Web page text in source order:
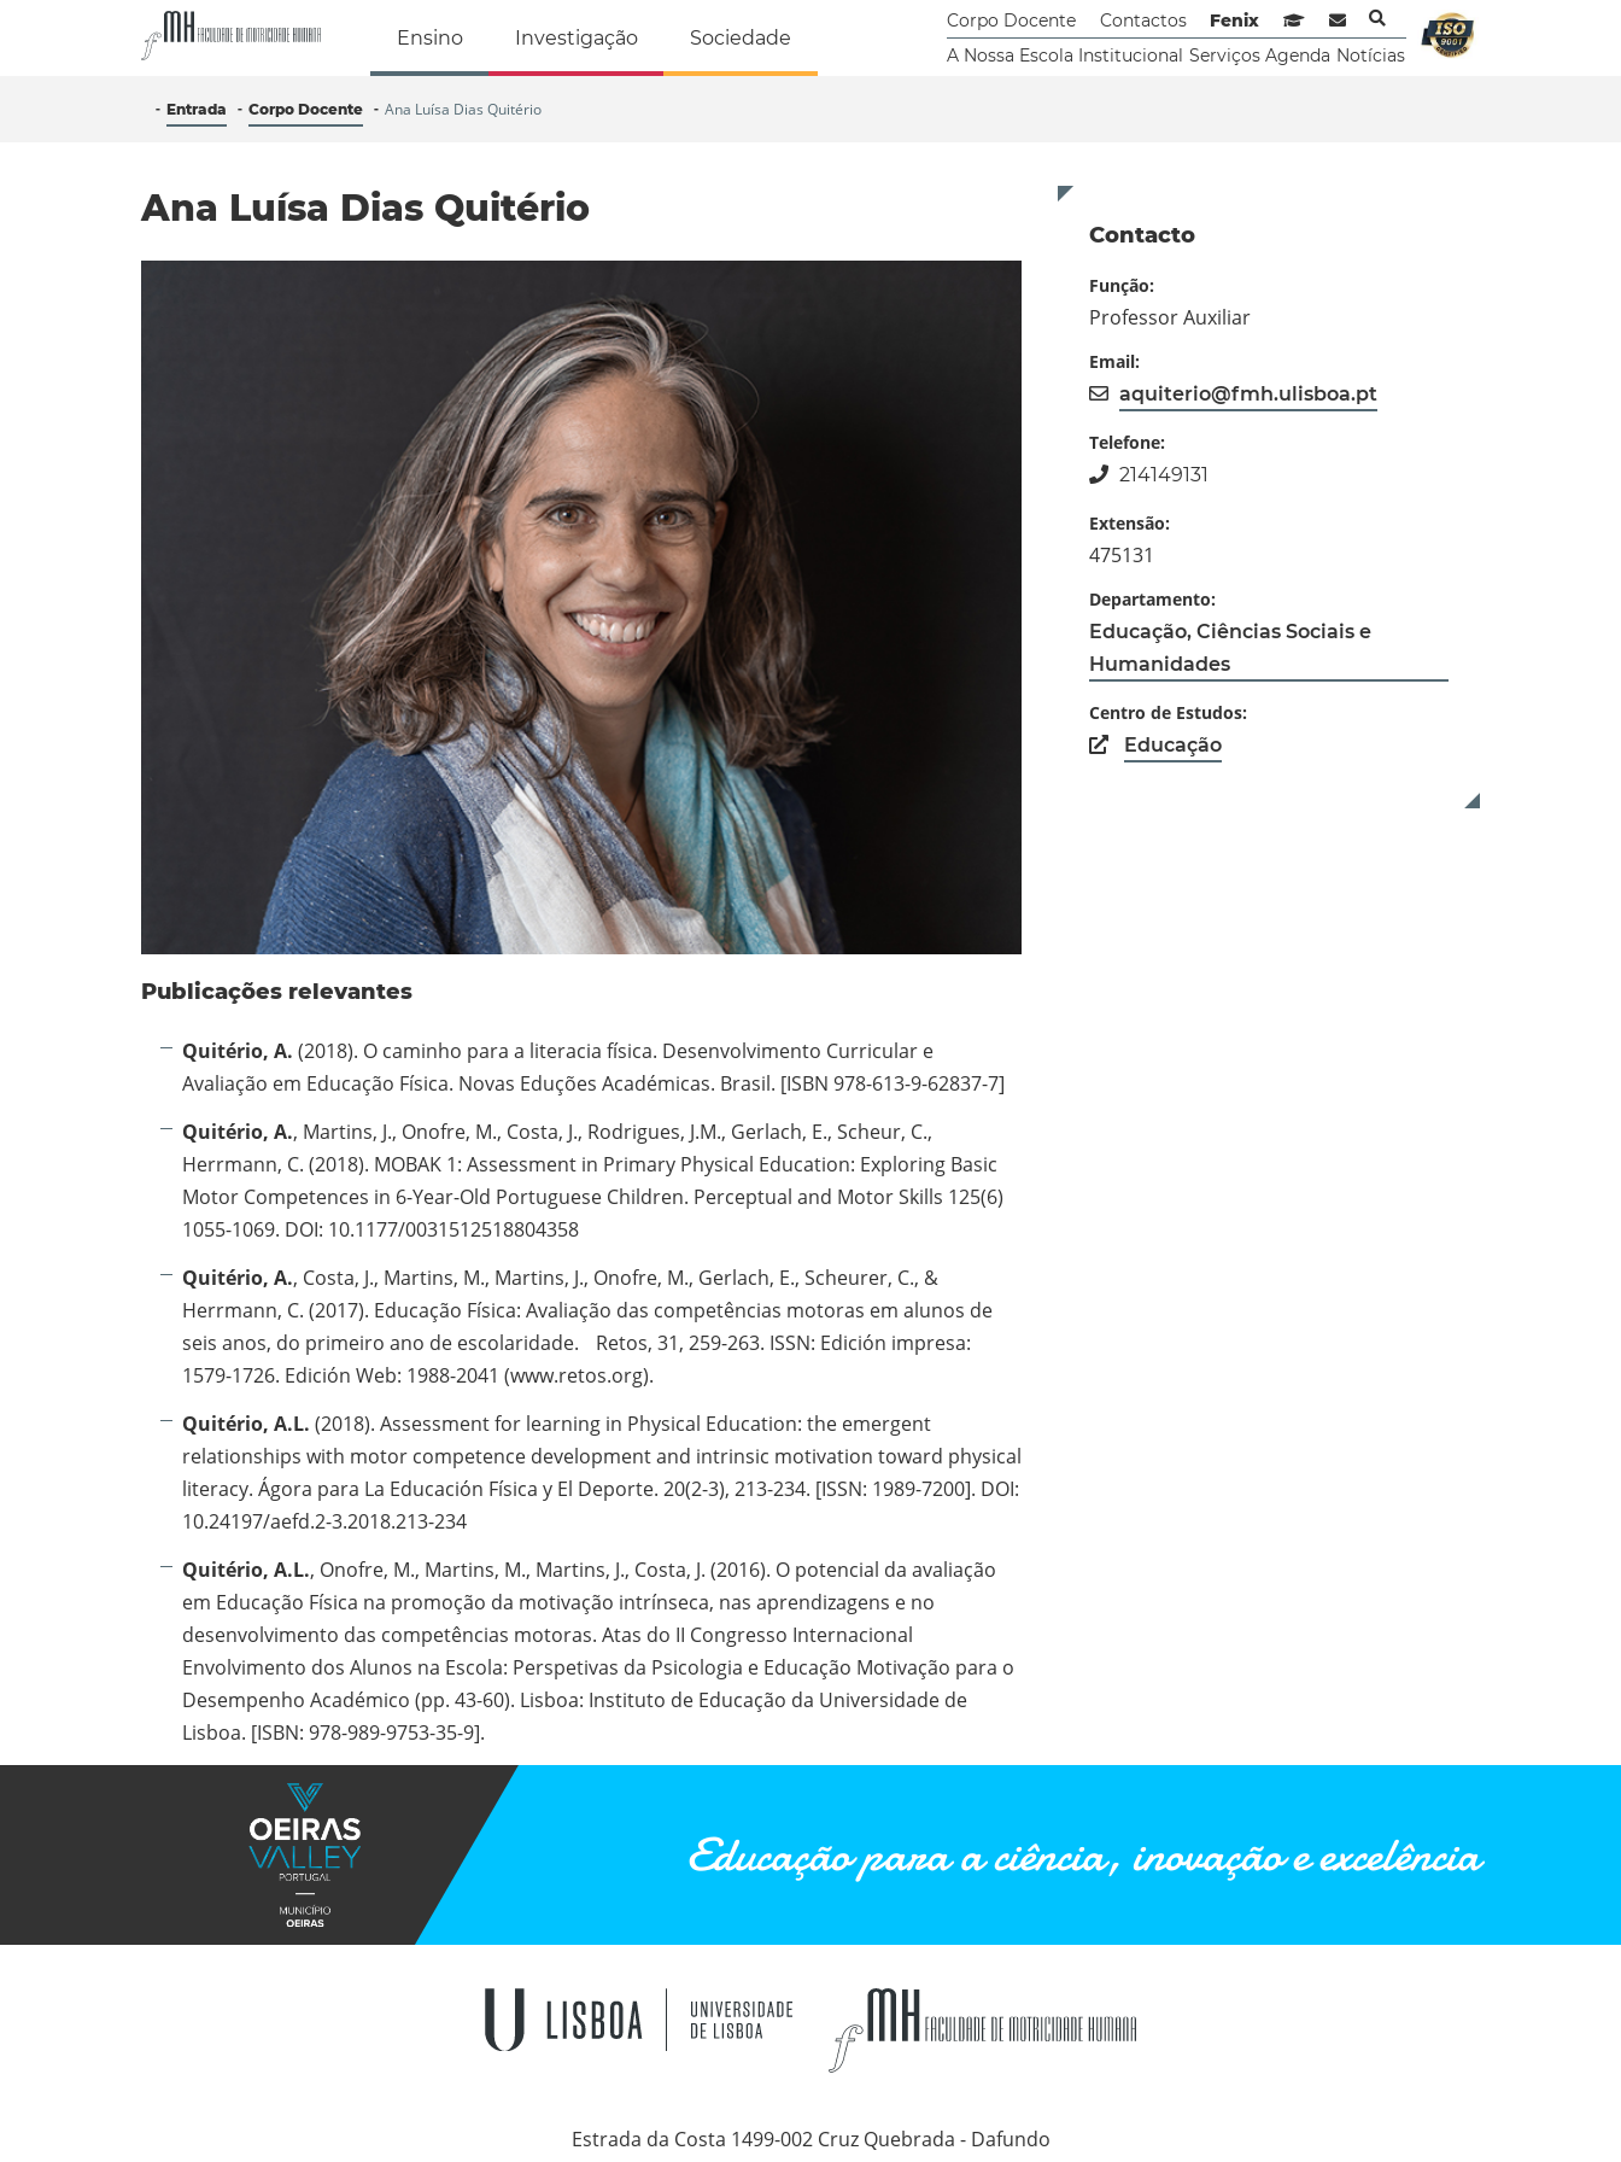
Faculdade de Motricidade Humana
Ensino Investigação Sociedade
Corpo Docente Contactos Fenix
Sistema de Gestão de Aprendizagem
Webmail
A Nossa Escola Institucional Serviços Agenda Notícias
Entrada Corpo Docente Ana Luísa Dias Quitério
Ana Luísa Dias Quitério
Publicações relevantes
Quitério, A. (2018). O caminho para a literacia física. Desenvolvimento Curricular e
Avaliação em Educação Física. Novas Eduções Académicas. Brasil. [ISBN 978-613-9-62837-7]
Quitério, A., Martins, J., Onofre, M., Costa, J., Rodrigues, J.M., Gerlach, E., Scheur, C.,
Herrmann, C. (2018). MOBAK 1: Assessment in Primary Physical Education: Exploring Basic
Motor Competences in 6-Year-Old Portuguese Children. Perceptual and Motor Skills 125(6)
1055-1069. DOI: 10.1177/0031512518804358
Quitério, A., Costa, J., Martins, M., Martins, J., Onofre, M., Gerlach, E., Scheurer, C., &
Herrmann, C. (2017). Educação Física: Avaliação das competências motoras em alunos de
seis anos, do primeiro ano de escolaridade. Retos, 31, 259-263. ISSN: Edición impresa:
1579-1726. Edición Web: 1988-2041 (www.retos.org).
Quitério, A.L. (2018). Assessment for learning in Physical Education: the emergent
relationships with motor competence development and intrinsic motivation toward physical
literacy. Ágora para La Educación Física y El Deporte. 20(2-3), 213-234. [ISSN: 1989-7200]. DOI:
10.24197/aefd.2-3.2018.213-234
Quitério, A.L., Onofre, M., Martins, M., Martins, J., Costa, J. (2016). O potencial da avaliação
em Educação Física na promoção da motivação intrínseca, nas aprendizagens e no
desenvolvimento das competências motoras. Atas do II Congresso Internacional
Envolvimento dos Alunos na Escola: Perspetivas da Psicologia e Educação Motivação para o
Desempenho Académico (pp. 43-60). Lisboa: Instituto de Educação da Universidade de
Lisboa. [ISBN: 978-989-9753-35-9].
Contacto
Função:
Professor Auxiliar
Email:
aquiterio@fmh.ulisboa.pt
Telefone:
214149131
Extensão:
475131
Departamento:
Educação, Ciências Sociais e
Humanidades
Centro de Estudos:
Educação
Educação para a ciência, inovação e excelência
Estrada da Costa 1499-002 Cruz Quebrada - Dafundo